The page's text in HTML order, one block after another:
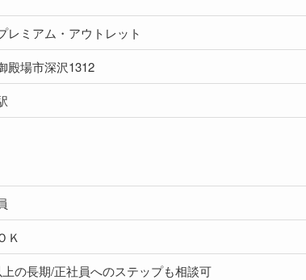
レミアム・アウトレット
殿場市深沢1312
Ｋ
の長期/正社員へのステップも相談可